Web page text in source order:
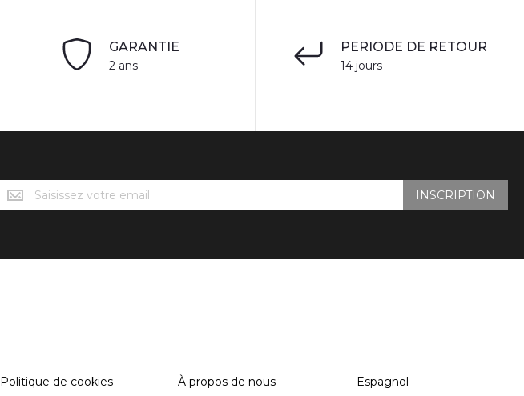
GARANTIE
2 ans
PERIODE DE RETOUR
14 jours
Novedades
Söll
INSCRIPTION
Politique de cookies
À propos de nous
Espagnol